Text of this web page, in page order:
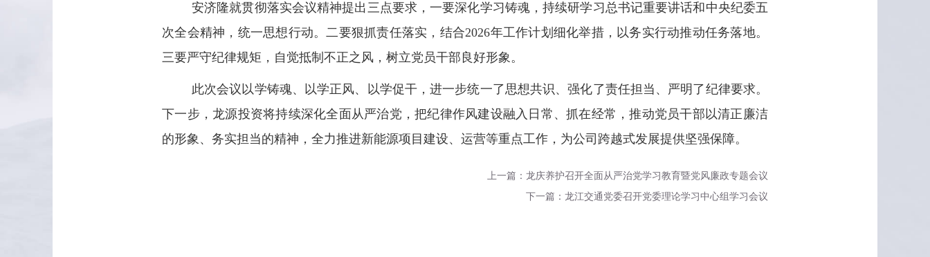
安济隆就贯彻落实会议精神提出三点要求，一要深化学习铸魂，持续研学习总书记重要讲话和中央纪委五
次全会精神，统一思想行动。二要狠抓责任落实，结合2026年工作计划细化举措，以务实行动推动任务落地。
三要严守纪律规矩，自觉抵制不正之风，树立党员干部良好形象。
此次会议以学铸魂、以学正风、以学促干，进一步统一了思想共识、强化了责任担当、严明了纪律要求。
下一步，龙源投资将持续深化全面从严治党，把纪律作风建设融入日常、抓在经常，推动党员干部以清正廉洁
的形象、务实担当的精神，全力推进新能源项目建设、运营等重点工作，为公司跨越式发展提供坚强保障。
上一篇：龙庆养护召开全面从严治党学习教育暨党风廉政专题会议
下一篇：龙江交通党委召开党委理论学习中心组学习会议